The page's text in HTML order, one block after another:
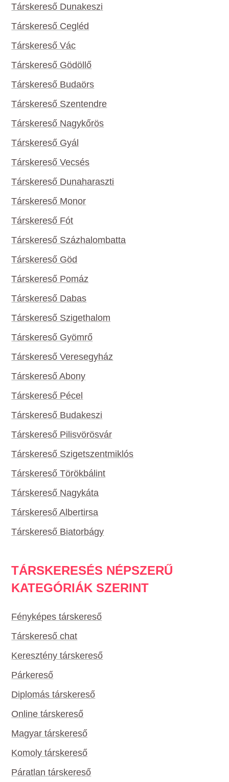
Társkereső Dunakeszi
Társkereső Cegléd
Társkereső Vác
Társkereső Gödöllő
Társkereső Budaörs
Társkereső Szentendre
Társkereső Nagykőrös
Társkereső Gyál
Társkereső Vecsés
Társkereső Dunaharaszti
Társkereső Monor
Társkereső Fót
Társkereső Százhalombatta
Társkereső Göd
Társkereső Pomáz
Társkereső Dabas
Társkereső Szigethalom
Társkereső Gyömrő
Társkereső Veresegyház
Társkereső Abony
Társkereső Pécel
Társkereső Budakeszi
Társkereső Pilisvörösvár
Társkereső Szigetszentmiklós
Társkereső Törökbálint
Társkereső Nagykáta
Társkereső Albertirsa
Társkereső Biatorbágy
TÁRSKERESÉS NÉPSZERŰ
KATEGÓRIÁK SZERINT
Fényképes társkereső
Társkereső chat
Keresztény társkereső
Párkereső
Diplomás társkereső
Online társkereső
Magyar társkereső
Komoly társkereső
Páratlan társkereső